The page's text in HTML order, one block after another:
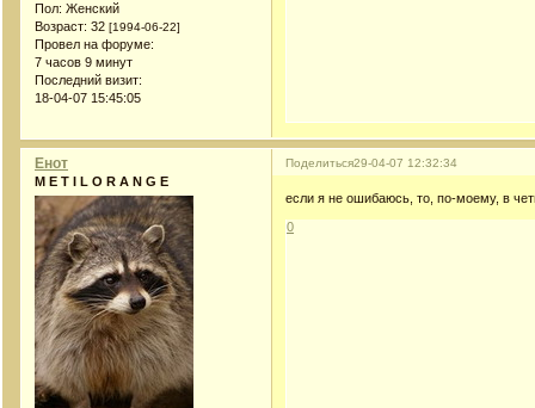
Пол: Женский
Возраст: 32 [1994-06-22]
Провел на форуме:
7 часов 9 минут
Последний визит:
18-04-07 15:45:05
Поделиться29-04-07 12:32:34
Енот
M E T I L O R A N G E
если я не ошибаюсь, то, по-моему, в
0